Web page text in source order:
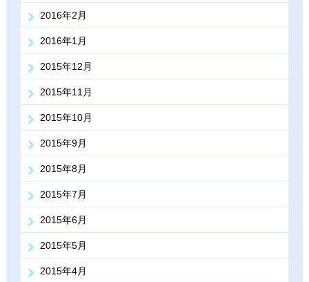
2016年2月
2016年1月
2015年12月
2015年11月
2015年10月
2015年9月
2015年8月
2015年7月
2015年6月
2015年5月
2015年4月